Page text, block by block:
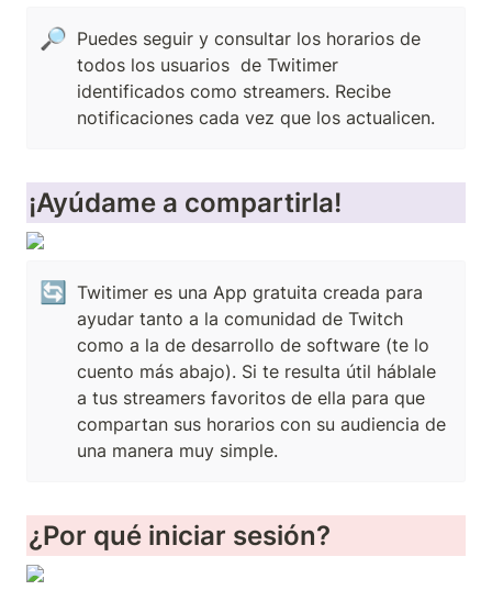
🔎 Puedes seguir y consultar los horarios de
todos los usuarios  de Twitimer
identificados como streamers. Recibe
notificaciones cada vez que los actualicen.
¡Ayúdame a compartirla!
🔄
Twitimer es una App gratuita creada para
ayudar tanto a la comunidad de Twitch
como a la de desarrollo de software (te lo
cuento más abajo). Si te resulta útil háblale
a tus streamers favoritos de ella para que
compartan sus horarios con su audiencia de
una manera muy simple.
¿Por qué iniciar sesión?